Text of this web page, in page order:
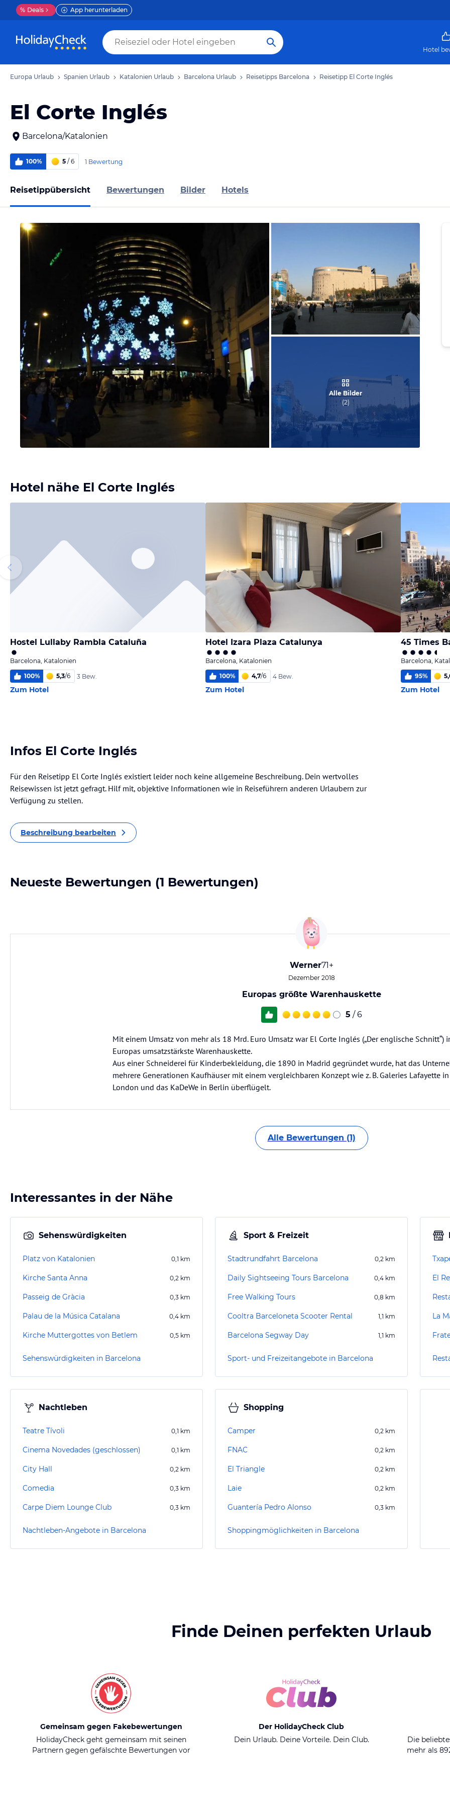
% Deals App herunterladen
Hotel
Europa Urlaub Spanien Urlaub Katalonien Urlaub Barcelona Urlaub Reisetipps Barcelona Reisetipp El Corte Inglés
El Corte Inglés
Barcelona/Katalonien
100% 5 / 6 1 Bewertung
Reisetippübersicht Bewertungen Bilder Hotels
Alle Bilder
(2)
Hotel nähe El Corte Inglés
Hostel Lullaby Rambla Cataluña
Barcelona, Katalonien
100% 5,3/6 3 Bew.
Zum Hotel
Hotel Izara Plaza Catalunya
Barcelona, Katalonien
100% 4,7/6 4 Bew.
Zum Hotel
45 Times
Barcelona,
95%
Zum Hotel
Infos El Corte Inglés
Für den Reisetipp El Corte Inglés existiert leider noch keine allgemeine Beschreibung. Dein wertvolles
Reisewissen ist jetzt gefragt. Hilf mit, objektive Informationen wie in Reiseführern anderen Urlaubern zur
Verfügung zu stellen.
Beschreibung bearbeiten
Neueste Bewertungen (1 Bewertungen)
Werner71+
Dezember 2018
Europas größte Warenhauskette
5 / 6
Mit einem Umsatz von mehr als 18 Mrd. Euro Umsatz war El Corte Inglés („Der englische Schnitt“)
Europas umsatzstärkste Warenhauskette.
Aus einer Schneiderei für Kinderbekleidung, die 1890 in Madrid gegründet wurde, hat das
mehrere Generationen Kaufhäuser mit einem vergleichbaren Konzept wie z. B. Galeries Lafayette
London und das KaDeWe in Berlin überflügelt.
Alle Bewertungen (1)
Interessantes in der Nähe
Sehenswürdigkeiten
Platz von Katalonien 0,1 km
Kirche Santa Anna 0,2 km
Passeig de Gràcia 0,3 km
Palau de la Música Catalana 0,4 km
Kirche Muttergottes von Betlem 0,5 km
Sehenswürdigkeiten in Barcelona
Sport & Freizeit
Stadtrundfahrt Barcelona 0,2 km
Daily Sightseeing Tours Barcelona 0,4 km
Free Walking Tours 0,8 km
Cooltra Barceloneta Scooter Rental 1,1 km
Barcelona Segway Day 1,1 km
Sport- und Freizeitangebote in Barcelona
El
La
Nachtleben
Teatre Tívoli 0,1 km
Cinema Novedades (geschlossen) 0,1 km
City Hall 0,2 km
Comedia 0,3 km
Carpe Diem Lounge Club 0,3 km
Nachtleben-Angebote in Barcelona
Shopping
Camper 0,2 km
FNAC 0,2 km
El Triangle 0,2 km
Laie 0,2 km
Guantería Pedro Alonso 0,3 km
Shoppingmöglichkeiten in Barcelona
Finde Deinen perfekten Urlaub
Gemeinsam gegen Fakebewertungen
HolidayCheck geht gemeinsam mit seinen
Partnern gegen gefälschte Bewertungen vor
Der HolidayCheck Club
Dein Urlaub. Deine Vorteile. Dein Club.
Die
mehr als